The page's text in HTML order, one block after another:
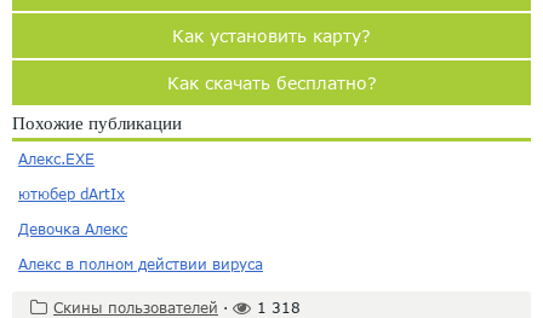
Как установить карту?
Как скачать бесплатно?
Похожие публикации
Алекс.EXE
ютюбер dArtIx
Девочка Алекс
Алекс в полном действии вируса
Скины пользователей · 1 318